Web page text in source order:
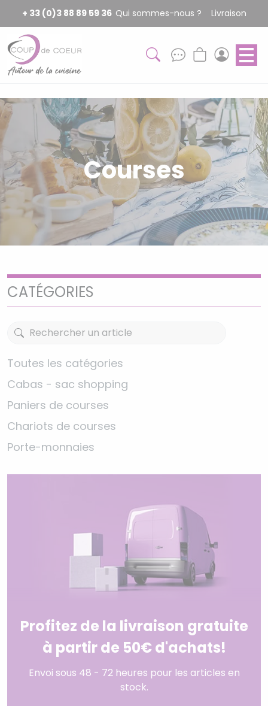
+ 33 (0)3 88 89 59 36 Qui sommes-nous ? Livraison
Courses
CATÉGORIES
Toutes les catégories
Cabas - sac shopping
Paniers de courses
Chariots de courses
Porte-monnaies
Profitez de la livraison gratuite
à partir de 50€ d'achats!
Envoi sous 48 - 72 heures pour les articles en
stock.
Panneau de gestion des cookies